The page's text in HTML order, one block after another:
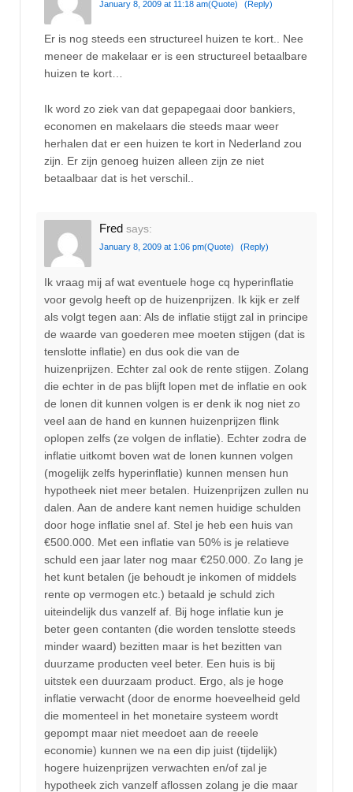
January 8, 2009 at 11:18 am(Quote) (Reply)
Er is nog steeds een structureel huizen te kort.. Nee
meneer de makelaar er is een structureel betaalbare
huizen te kort…
Ik word zo ziek van dat gepapegaai door bankiers,
economen en makelaars die steeds maar weer
herhalen dat er een huizen te kort in Nederland zou
zijn. Er zijn genoeg huizen alleen zijn ze niet
betaalbaar dat is het verschil..
Fred says:
January 8, 2009 at 1:06 pm(Quote) (Reply)
Ik vraag mij af wat eventuele hoge cq hyperinflatie
voor gevolg heeft op de huizenprijzen. Ik kijk er zelf
als volgt tegen aan: Als de inflatie stijgt zal in principe
de waarde van goederen mee moeten stijgen (dat is
tenslotte inflatie) en dus ook die van de
huizenprijzen. Echter zal ook de rente stijgen. Zolang
die echter in de pas blijft lopen met de inflatie en ook
de lonen dit kunnen volgen is er denk ik nog niet zo
veel aan de hand en kunnen huizenprijzen flink
oplopen zelfs (ze volgen de inflatie). Echter zodra de
inflatie uitkomt boven wat de lonen kunnen volgen
(mogelijk zelfs hyperinflatie) kunnen mensen hun
hypotheek niet meer betalen. Huizenprijzen zullen nu
dalen. Aan de andere kant nemen huidige schulden
door hoge inflatie snel af. Stel je heb een huis van
€500.000. Met een inflatie van 50% is je relatieve
schuld een jaar later nog maar €250.000. Zo lang je
het kunt betalen (je behoudt je inkomen of middels
rente op vermogen etc.) betaald je schuld zich
uiteindelijk dus vanzelf af. Bij hoge inflatie kun je
beter geen contanten (die worden tenslotte steeds
minder waard) bezitten maar is het bezitten van
duurzame producten veel beter. Een huis is bij
uitstek een duurzaam product. Ergo, als je hoge
inflatie verwacht (door de enorme hoeveelheid geld
die momenteel in het monetaire systeem wordt
gepompt maar niet meedoet aan de reeele
economie) kunnen we na een dip juist (tijdelijk)
hogere huizenprijzen verwachten en/of zal je
hypotheek zich vanzelf aflossen zolang je die maar